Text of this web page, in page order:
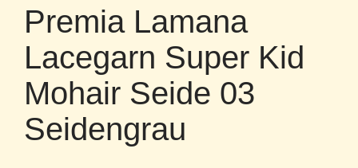
Premia Lamana
Lacegarn Super Kid
Mohair Seide 03
Seidengrau